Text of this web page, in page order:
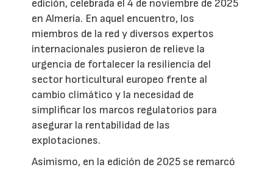
edición, celebrada el 4 de noviembre de 2025
en Almería. En aquel encuentro, los
miembros de la red y diversos expertos
internacionales pusieron de relieve la
urgencia de fortalecer la resiliencia del
sector horticultural europeo frente al
cambio climático y la necesidad de
simplificar los marcos regulatorios para
asegurar la rentabilidad de las
explotaciones.
Asimismo, en la edición de 2025 se remarcó